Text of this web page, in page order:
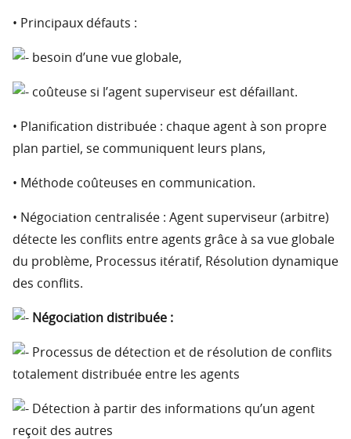
• Principaux défauts :
besoin d’une vue globale,
coûteuse si l’agent superviseur est défaillant.
• Planification distribuée : chaque agent à son propre
plan partiel, se communiquent leurs plans,
• Méthode coûteuses en communication.
• Négociation centralisée : Agent superviseur (arbitre)
détecte les conflits entre agents grâce à sa vue globale
du problème, Processus itératif, Résolution dynamique
des conflits.
Négociation distribuée :
Processus de détection et de résolution de conflits
totalement distribuée entre les agents
Détection à partir des informations qu’un agent
reçoit des autres